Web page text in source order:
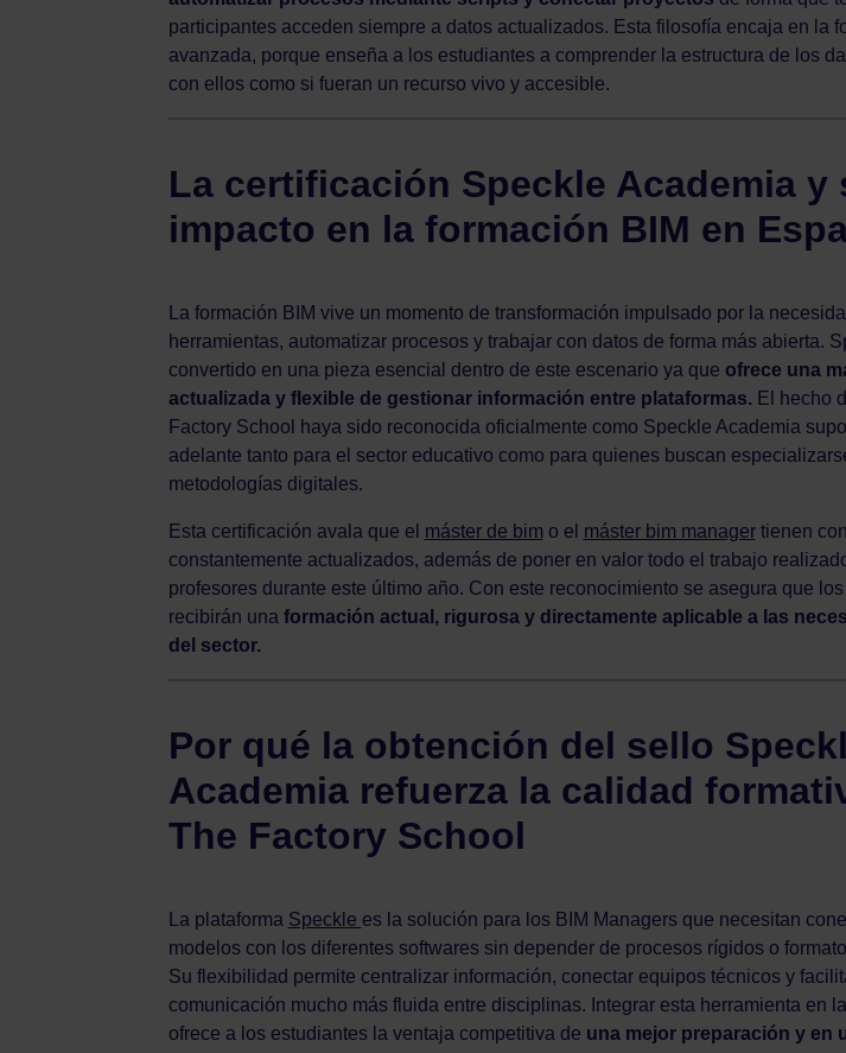
participantes acceden siempre a datos actualizados. Esta filosofía encaja en la
avanzada, porque enseña a los estudiantes a comprender la estructura de los
con ellos como si fueran un recurso vivo y accesible.
La certificación Speckle Academia y
impacto en la formación BIM en
La formación BIM vive un momento de transformación impulsado por la
herramientas, automatizar procesos y trabajar con datos de forma más abierta.
convertido en una pieza esencial dentro de este escenario ya que ofrece una
actualizada y flexible de gestionar información entre plataformas. El hecho
Factory School haya sido reconocida oficialmente como Speckle Academia
adelante tanto para el sector educativo como para quienes buscan
metodologías digitales.
Esta certificación avala que el máster de bim o el máster bim managertienen
constantemente actualizados, además de poner en valor todo el trabajo
profesores durante este último año. Con este reconocimiento se asegura que
recibirán una formación actual, rigurosa y directamente aplicable a las
del sector.
Por qué la obtención del sello
Academia refuerza la calidad
The Factory School
La plataforma Speckle es la solución para los BIM Managers que necesitan
modelos con los diferentes softwares sin depender de procesos rígidos o
Su flexibilidad permite centralizar información, conectar equipos técnicos y
comunicación mucho más fluida entre disciplinas. Integrar esta herramienta en
ofrece a los estudiantes la ventaja competitiva de una mejor preparación y en